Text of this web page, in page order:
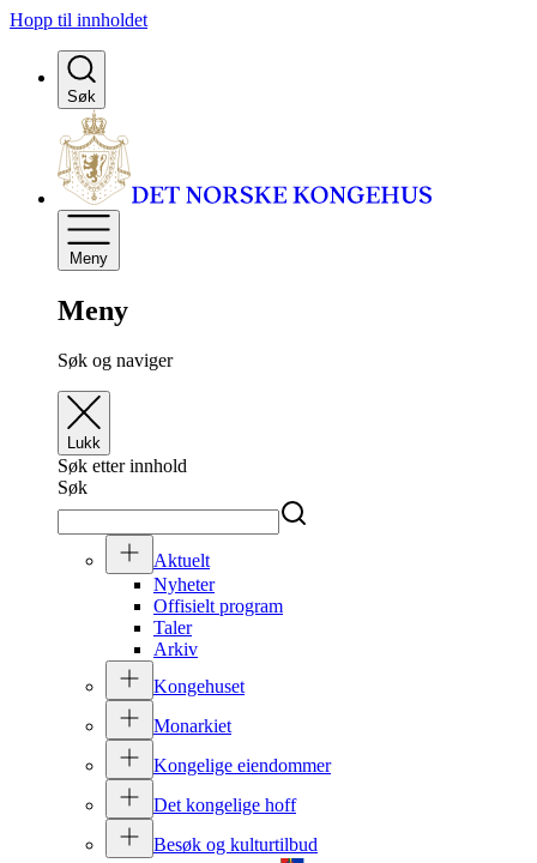
Hopp til innholdet
Søk
Meny
Meny
Søk og naviger
Lukk
Søk etter innhold
Søk
Aktuelt
Nyheter
Offisielt program
Taler
Arkiv
Kongehuset
Monarkiet
Kongelige eiendommer
Det kongelige hoff
Besøk og kulturtilbud